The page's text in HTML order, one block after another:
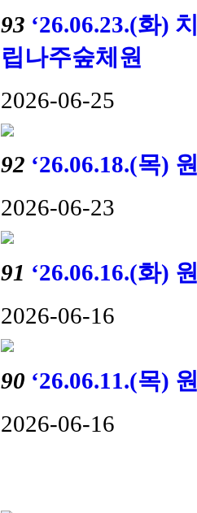
93 ‘26.06.23.(화)
립나주숲체원
2026-06-25
92 ‘26.06.18.(목)
2026-06-23
91 ‘26.06.16.(화)
2026-06-16
90 ‘26.06.11.(목)
2026-06-16